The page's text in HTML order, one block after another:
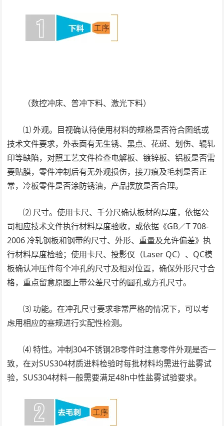
（数控冲床、普冲下料、激光下料）
⑴ 外观。目视确认待使用材料的规格是否符合图纸或
技术文件要求，外表面有无生锈、黑点、花斑、划伤、辊轧
印等缺陷，对照工艺文件检查电解板、镀锌板、铝板是否需
要贴膜，零件冲制后有无外观损伤，接刀痕及毛剌是否正
常，冷板零件是否涂防锈油，产品摆放是否合理。
⑵ 尺寸。使用卡尺、千分尺确认板材的厚度，依据公
司相应技术文件执行材料厚度验收，或依据《GB／T 708-
2006 冷轧钢板和钢带的尺寸、外形、重量及允许偏差》执
行材料厚度检验；使用卡尺、投影仪（Laser QC）、QC模
板确认冲压件每个冲孔的尺寸及相对位置，确保外形尺寸合
格，重点留意原图上带公差尺寸的圆孔或方孔尺寸。
⑶ 功能。在冲孔尺寸要求非常严格的情况下，可以考
虑用相应的塞规进行实配性检测。
⑷ 特性。冲制304不锈钢2B零件时注意零件外观是否一
致，在对SUS304材质进料检验时每批材料均需进行盐雾试
验，SUS304材料一般需要满足48h中性盐雾试验要求。